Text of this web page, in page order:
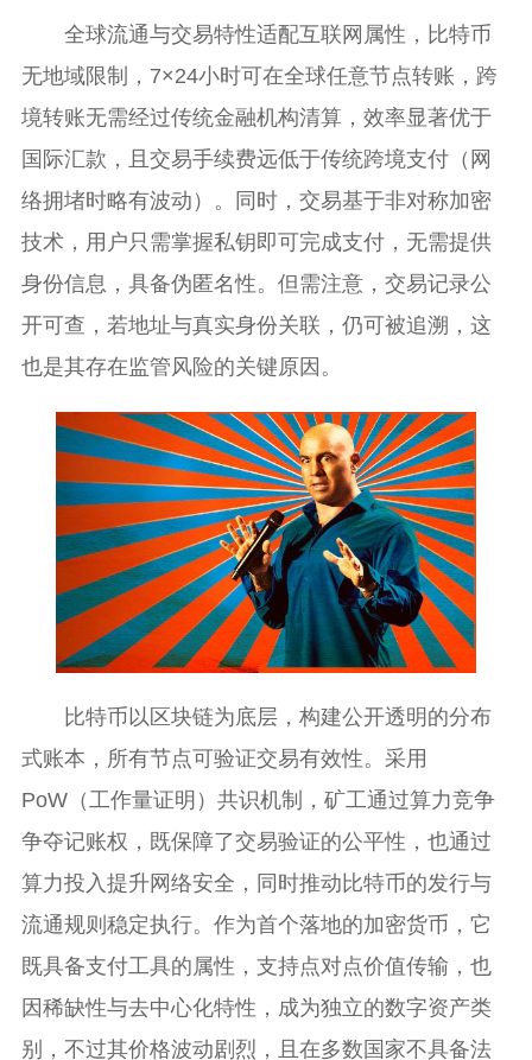
全球流通与交易特性适配互联网属性，比特币
无地域限制，7×24小时可在全球任意节点转账，跨
境转账无需经过传统金融机构清算，效率显著优于
国际汇款，且交易手续费远低于传统跨境支付（网
络拥堵时略有波动）。同时，交易基于非对称加密
技术，用户只需掌握私钥即可完成支付，无需提供
身份信息，具备伪匿名性。但需注意，交易记录公
开可查，若地址与真实身份关联，仍可被追溯，这
也是其存在监管风险的关键原因。
比特币以区块链为底层，构建公开透明的分布
式账本，所有节点可验证交易有效性。采用
PoW（工作量证明）共识机制，矿工通过算力竞争
争夺记账权，既保障了交易验证的公平性，也通过
算力投入提升网络安全，同时推动比特币的发行与
流通规则稳定执行。作为首个落地的加密货币，它
既具备支付工具的属性，支持点对点价值传输，也
因稀缺性与去中心化特性，成为独立的数字资产类
别，不过其价格波动剧烈，且在多数国家不具备法